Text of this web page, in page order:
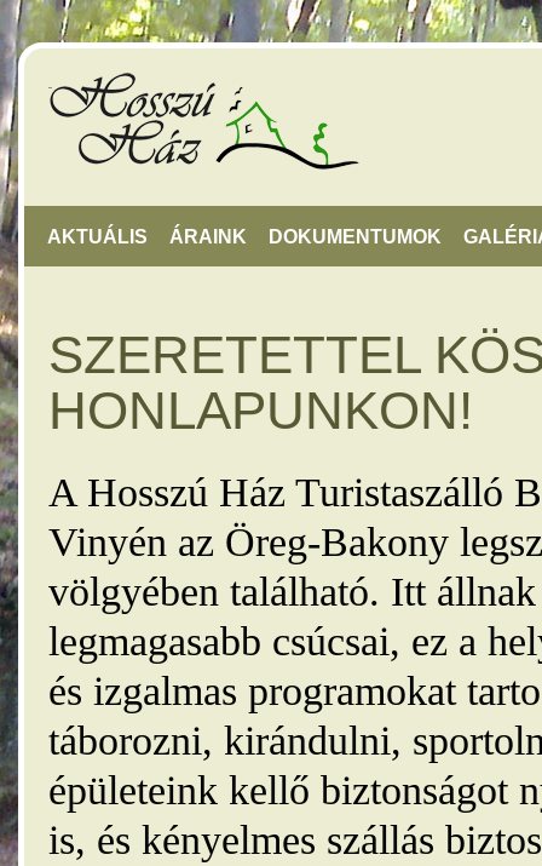
AKTUÁLIS ÁRAINK DOKUMENTUMOK
SZERETETTEL
HONLAPUNKON!
A Hosszú Ház Turistaszálló
Vinyén az Öreg-Bakony
völgyében található. Itt
legmagasabb csúcsai, ez a
és izgalmas programokat
táborozni, kirándulni,
épületeink kellő biztonságot
is, és kényelmes szállás